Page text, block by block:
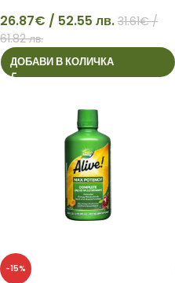
26
Алайв!
26.87€ / 52.55 лв. 31.61€/
61.82 лв.
ДОБАВИ В КОЛИЧКА
-15%